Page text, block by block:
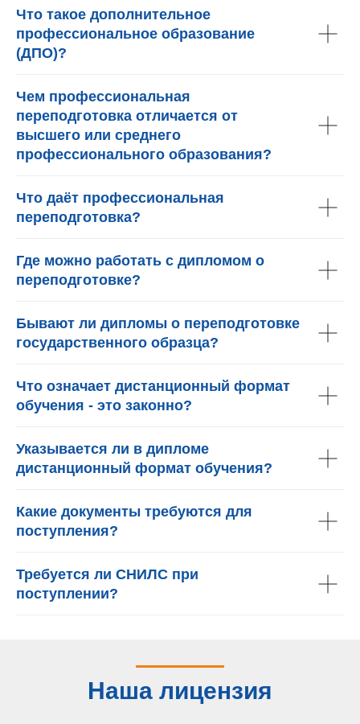
Что такое дополнительное
профессиональное образование
(ДПО)?
Чем профессиональная
переподготовка отличается от
высшего или среднего
профессионального образования?
Что даёт профессиональная
переподготовка?
Где можно работать с дипломом о
переподготовке?
Бывают ли дипломы о переподготовке
государственного образца?
Что означает дистанционный формат
обучения - это законно?
Указывается ли в дипломе
дистанционный формат обучения?
Какие документы требуются для
поступления?
Требуется ли СНИЛС при
поступлении?
Наша лицензия